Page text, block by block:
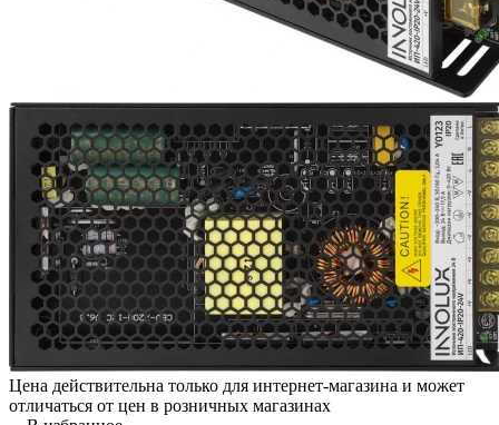
Цена действительна только для интернет-магазина и может
отличаться от цен в розничных магазинах